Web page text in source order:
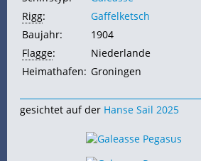
Rigg:
Gaffelketsch
Baujahr:
1904
Flagge:
Niederlande
Heimathafen: Groningen
gesichtet auf der Hanse Sail 2025